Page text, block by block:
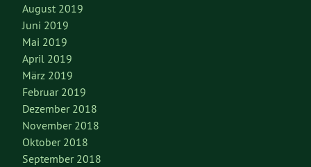
August 2019
Juni 2019
Mai 2019
April 2019
März 2019
Februar 2019
Dezember 2018
November 2018
Oktober 2018
September 2018